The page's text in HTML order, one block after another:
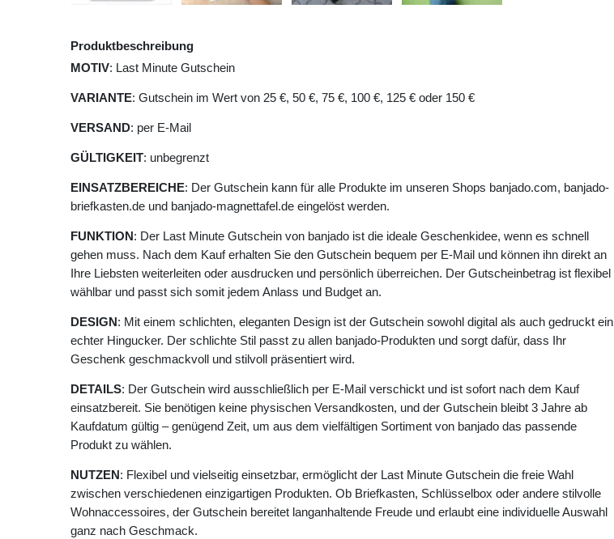
Produktbeschreibung
MOTIV: Last Minute Gutschein
VARIANTE: Gutschein im Wert von 25 €, 50 €, 75 €, 100 €, 125 € oder 150 €
VERSAND: per E-Mail
GÜLTIGKEIT: unbegrenzt
EINSATZBEREICHE: Der Gutschein kann für alle Produkte im unseren Shops banjado.com, banjado-
briefkasten.de und banjado-magnettafel.de eingelöst werden.
FUNKTION: Der Last Minute Gutschein von banjado ist die ideale Geschenkidee, wenn es schnell
gehen muss. Nach dem Kauf erhalten Sie den Gutschein bequem per E-Mail und können ihn direkt an
Ihre Liebsten weiterleiten oder ausdrucken und persönlich überreichen. Der Gutscheinbetrag ist flexibel
wählbar und passt sich somit jedem Anlass und Budget an.
DESIGN: Mit einem schlichten, eleganten Design ist der Gutschein sowohl digital als auch gedruckt ein
echter Hingucker. Der schlichte Stil passt zu allen banjado-Produkten und sorgt dafür, dass Ihr
Geschenk geschmackvoll und stilvoll präsentiert wird.
DETAILS: Der Gutschein wird ausschließlich per E-Mail verschickt und ist sofort nach dem Kauf
einsatzbereit. Sie benötigen keine physischen Versandkosten, und der Gutschein bleibt 3 Jahre ab
Kaufdatum gültig – genügend Zeit, um aus dem vielfältigen Sortiment von banjado das passende
Produkt zu wählen.
NUTZEN: Flexibel und vielseitig einsetzbar, ermöglicht der Last Minute Gutschein die freie Wahl
zwischen verschiedenen einzigartigen Produkten. Ob Briefkasten, Schlüsselbox oder andere stilvolle
Wohnaccessoires, der Gutschein bereitet langanhaltende Freude und erlaubt eine individuelle Auswahl
ganz nach Geschmack.